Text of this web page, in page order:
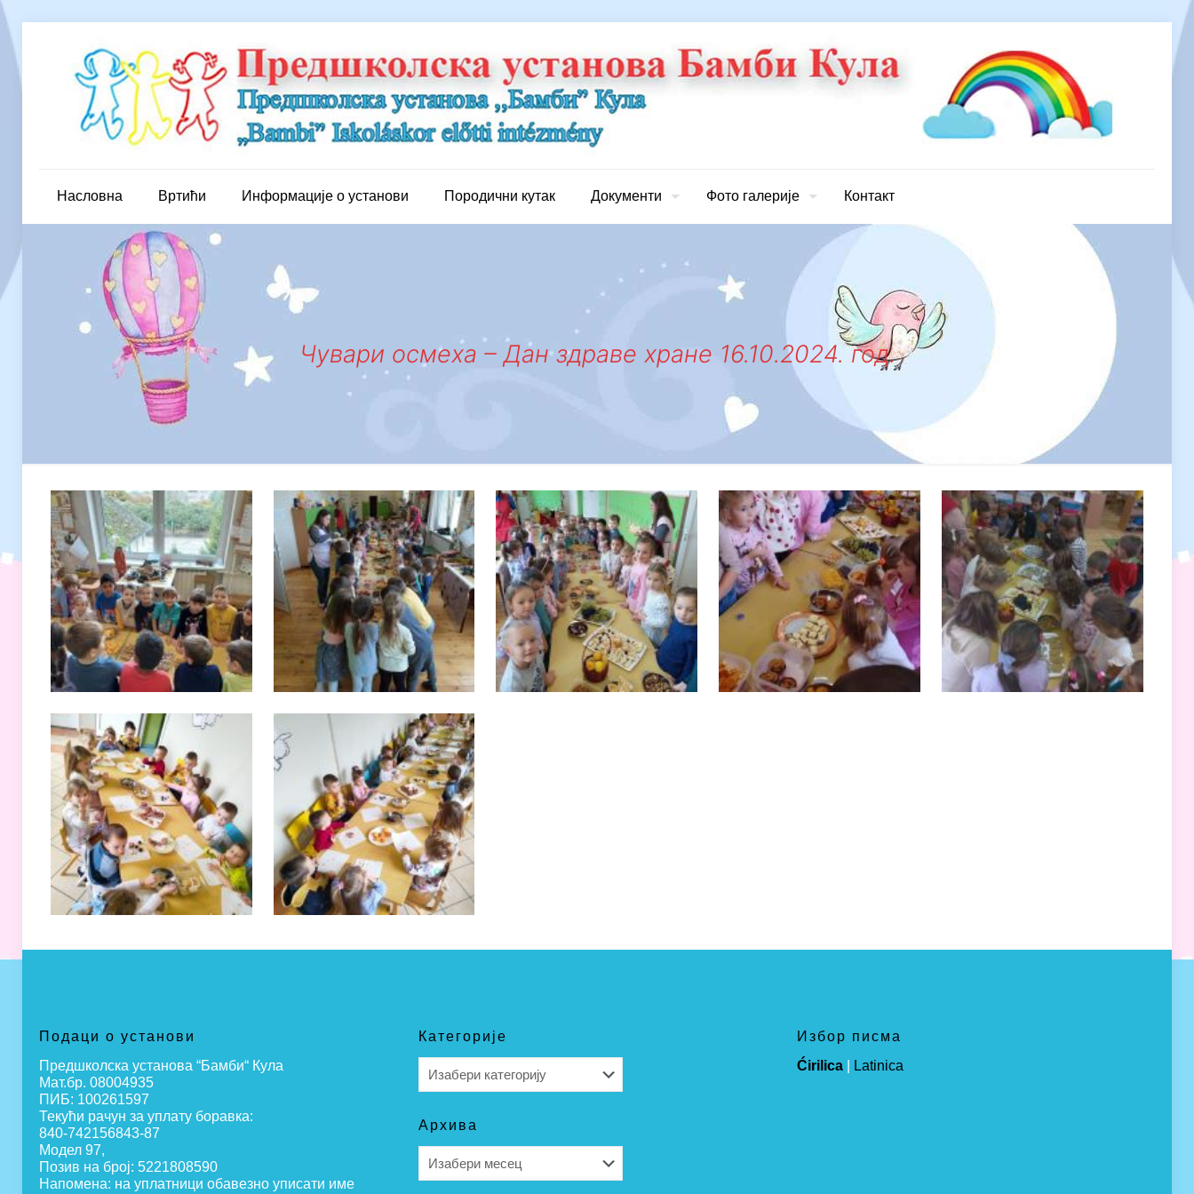
Насловна Вртићи Информације о установи Породични кутак Документи Фото галерије Контакт
Чувари осмеха – Дан здраве хране 16.10.2024. год.
Подаци о установи
Предшколска установа “Бамби“ Кула
Мат.бр. 08004935
ПИБ: 100261597
Текући рачун за уплату боравка:
840-742156843-87
Модел 97,
Позив на број: 5221808590
Напомена: на уплатници обавезно уписати име
Категорије
Архива
Избор писма
Ćirilica
Latinica